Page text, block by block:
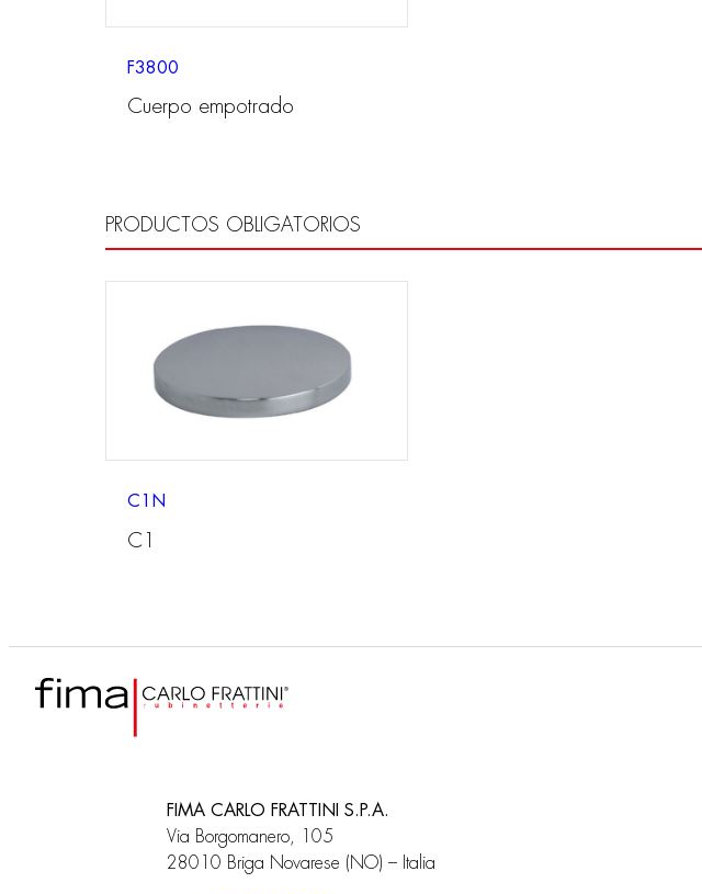
F3800
Cuerpo empotrado
PRODUCTOS OBLIGATORIOS
C1N
C1
FIMA CARLO FRATTINI S.P.A.
Via Borgomanero, 105
28010 Briga Novarese (NO) – Italia